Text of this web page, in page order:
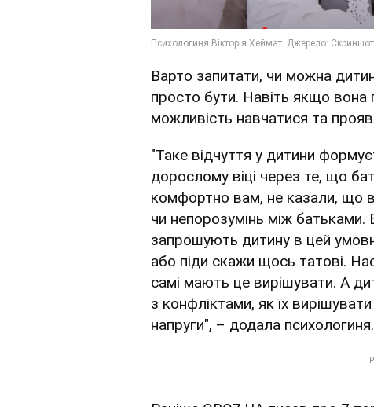
Варто запитати, чи можна
просто бути. Навіть якщо
можливість навчатися та
"Таке відчуття у дитини
дорослому віці через те, що
комфортно вам, не казали, що
чи непорозумінь між батьками.
запрошують дитину в цей
або піди скажи щось татові.
самі мають це вирішувати. А
з конфліктами, як їх
напруги", – додала психологиня.